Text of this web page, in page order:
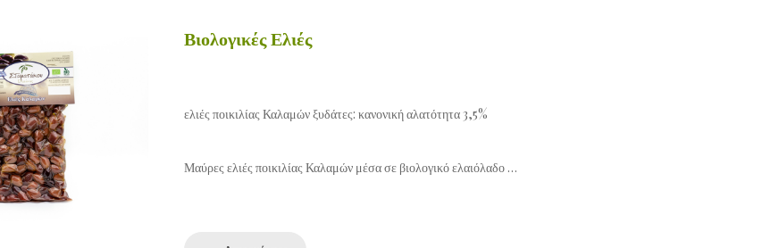
Βιολογικές Ελιές
ελιές ποικιλίας Καλαμών ξυδάτες: κανονική αλατότητα 3,5%
Μαύρες ελιές ποικιλίας Καλαμών μέσα σε βιολογικό ελαιόλαδο …